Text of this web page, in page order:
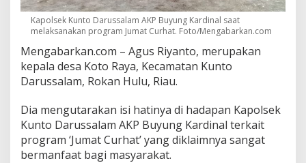
Kapolsek Kunto Darussalam AKP Buyung Kardinal saat
melaksanakan program Jumat Curhat. Foto/Mengabarkan.com
Mengabarkan.com – Agus Riyanto, merupakan
kepala desa Koto Raya, Kecamatan Kunto
Darussalam, Rokan Hulu, Riau.
Dia mengutarakan isi hatinya di hadapan Kapolsek
Kunto Darussalam AKP Buyung Kardinal terkait
program ‘Jumat Curhat’ yang diklaimnya sangat
bermanfaat bagi masyarakat.